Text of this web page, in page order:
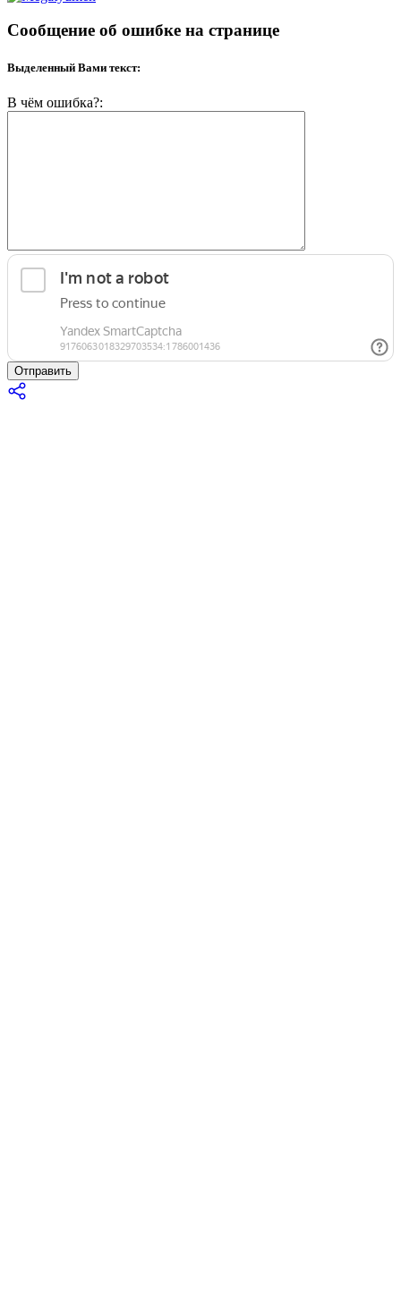
Сообщение об ошибке на странице
Выделенный Вами текст:
В чём ошибка?:
Отправить